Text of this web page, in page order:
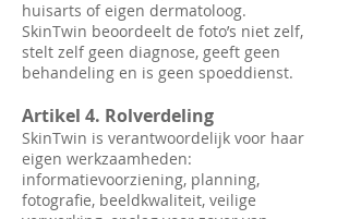
huisarts of eigen dermatoloog.
SkinTwin beoordeelt de foto’s niet zelf,
stelt zelf geen diagnose, geeft geen
behandeling en is geen spoeddienst.
Artikel 4. Rolverdeling
SkinTwin is verantwoordelijk voor haar
eigen werkzaamheden:
informatievoorziening, planning,
fotografie, beeldkwaliteit, veilige